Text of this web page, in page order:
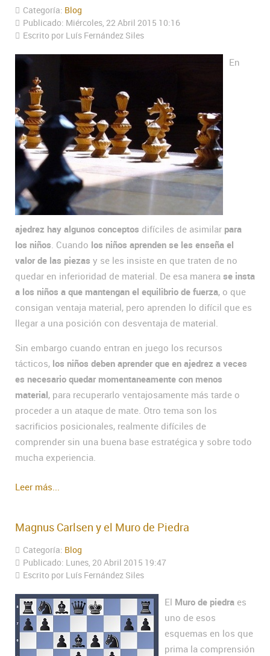
Categoría: Blog
Publicado: Miércoles, 22 Abril 2015 10:16
Escrito por Luís Fernández Siles
En
ajedrez hay algunos conceptos difíciles de asimilar para
los niños. Cuando los niños aprenden se les enseña el
valor de las piezas y se les insiste en que traten de no
quedar en inferioridad de material. De esa manera se insta
a los niños a que mantengan el equilibrio de fuerza, o que
consigan ventaja material, pero aprenden lo difícil que es
llegar a una posición con desventaja de material.
Sin embargo cuando entran en juego los recursos
tácticos, los niños deben aprender que en ajedrez a veces
es necesario quedar momentaneamente con menos
material, para recuperarlo ventajosamente más tarde o
proceder a un ataque de mate. Otro tema son los
sacrificios posicionales, realmente difíciles de
comprender sin una buena base estratégica y sobre todo
mucha experiencia.
Leer más...
Magnus Carlsen y el Muro de Piedra
Categoría: Blog
Publicado: Lunes, 20 Abril 2015 19:47
Escrito por Luís Fernández Siles
El Muro de piedra es
uno de esos
esquemas en los que
prima la comprensión